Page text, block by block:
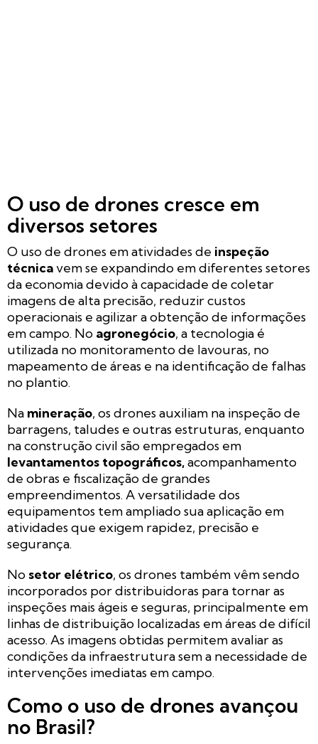
O uso de drones cresce em
diversos setores
O uso de drones em atividades de inspeção
técnicavem se expandindo em diferentes setores
da economia devido à capacidade de coletar
imagens de alta precisão, reduzir custos
operacionais e agilizar a obtenção de informações
em campo. No agronegócio, a tecnologia é
utilizada no monitoramento de lavouras, no
mapeamento de áreas e na identificação de falhas
no plantio.
Na mineração, os drones auxiliam na inspeção de
barragens, taludes e outras estruturas, enquanto
na construção civil são empregados em
levantamentos topográficos,acompanhamento
de obras e fiscalização de grandes
empreendimentos. A versatilidade dos
equipamentos tem ampliado sua aplicação em
atividades que exigem rapidez, precisão e
segurança.
Nosetor elétrico, os drones também vêm sendo
incorporados por distribuidoras para tornar as
inspeções mais ágeis e seguras, principalmente em
linhas de distribuição localizadas em áreas de difícil
acesso. As imagens obtidas permitem avaliar as
condições da infraestrutura sem a necessidade de
intervenções imediatas em campo.
Como o uso de drones avançou
no Brasil?